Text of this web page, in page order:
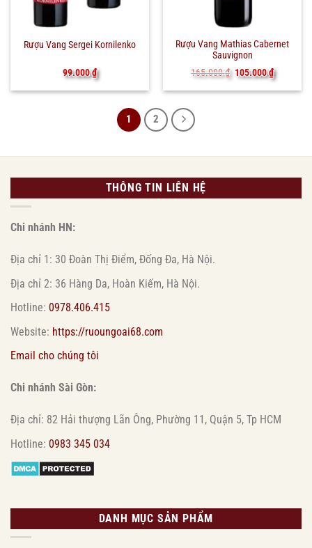
Rượu Vang Sergei Kornilenko
99.000₫
Rượu Vang Mathias Cabernet
Sauvignon
165.000₫ Giá
gốc
là:
105.000₫Giá
hiện
tại
1 2
THÔNG TIN LIÊN HỆ
Chi nhánh HN:
Địa chỉ 1: 30 Đoàn Thị Điểm, Đống Đa, Hà Nội.
Địa chỉ 2: 36 Hàng Da, Hoàn Kiếm, Hà Nội.
Hotline: 0978.406.415
Website: https://ruoungoai68.com
Email cho chúng tôi
Chi nhánh Sài Gòn:
Địa chỉ: 82 Hải thượng Lãn Ông, Phường 11, Quận 5, Tp HCM
Hotline: 0983 345 034
DANH MỤC SẢN PHẨM